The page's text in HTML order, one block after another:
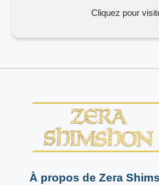
Cliquez pour
À propos de Zera